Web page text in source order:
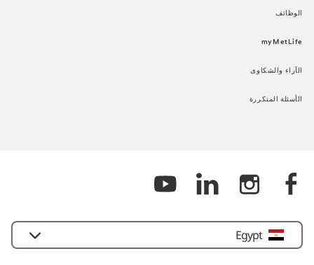
الوظائف​
myMetLife​
الآراء والشكاوى​
الأسئلة المتكررة​
Egypt